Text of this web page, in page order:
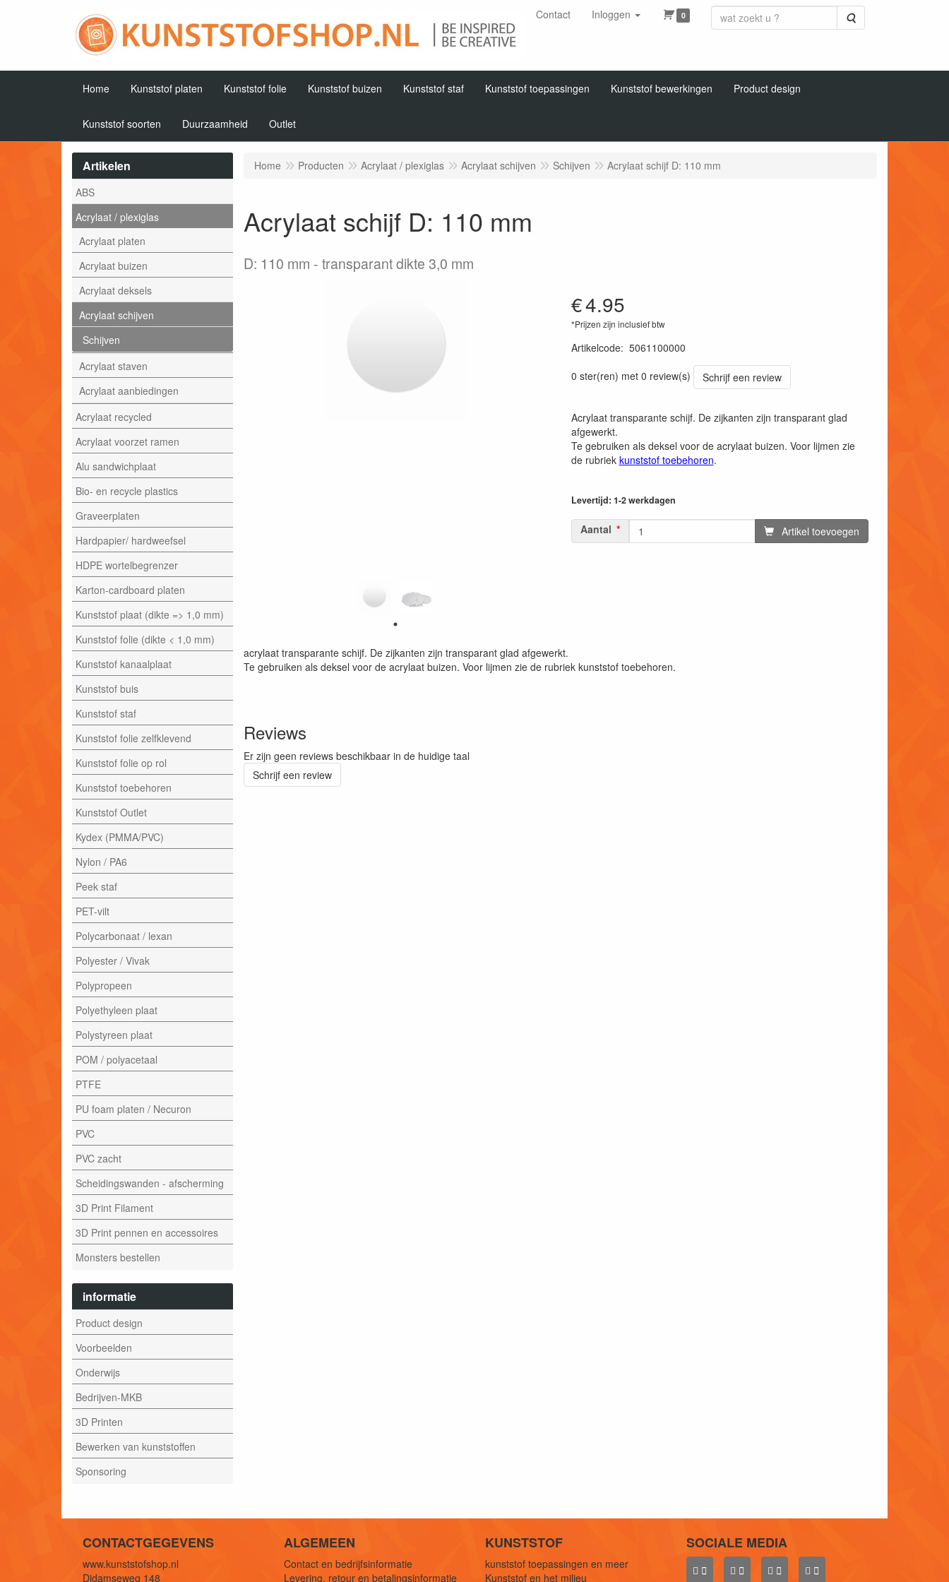
Contact Inloggen 0 Zoeken
Home Kunststof platen Kunststof folie Kunststof buizen Kunststof staf Kunststof toepassingen Kunststof bewerkingen Product design
Kunststof soorten Duurzaamheid Outlet
Artikelen
ABS
Acrylaat / plexiglas
Acrylaat platen
Acrylaat buizen
Acrylaat deksels
Acrylaat schijven
Schijven
Acrylaat staven
Acrylaat aanbiedingen
Acrylaat recycled
Acrylaat voorzet ramen
Alu sandwichplaat
Bio- en recycle plastics
Graveerplaten
Hardpapier/ hardweefsel
HDPE wortelbegrenzer
Karton-cardboard platen
Kunststof plaat (dikte => 1,0 mm)
Kunststof folie (dikte < 1,0 mm)
Kunststof kanaalplaat
Kunststof buis
Kunststof staf
Kunststof folie zelfklevend
Kunststof folie op rol
Kunststof toebehoren
Kunststof Outlet
Kydex (PMMA/PVC)
Nylon / PA6
Peek staf
PET-vilt
Polycarbonaat / lexan
Polyester / Vivak
Polypropeen
Polyethyleen plaat
Polystyreen plaat
POM / polyacetaal
PTFE
PU foam platen / Necuron
PVC
PVC zacht
Scheidingswanden - afscherming
3D Print Filament
3D Print pennen en accessoires
Monsters bestellen
informatie
Product design
Voorbeelden
Onderwijs
Bedrijven-MKB
3D Printen
Bewerken van kunststoffen
Sponsoring
Home Producten Acrylaat / plexiglas Acrylaat schijven Schijven Acrylaat schijf D: 110 mm
Acrylaat schijf D: 110 mm
D: 110 mm transparant dikte 3,0 mm
€4.95
*Prijzen zijn inclusief btw
Artikelcode: 5061100000
0 ster(ren) met 0 review(s)
Schrijf een review
Acrylaat transparante schijf. De zijkanten zijn transparant glad
afgewerkt.
Te gebruiken als deksel voor de acrylaat buizen. Voor lijmen zie
de rubriek kunststof toebehoren.
Levertijd: 1-2 werkdagen
Aantal Artikel toevoegen
acrylaat transparante schijf. De zijkanten zijn transparant glad afgewerkt.
Te gebruiken als deksel voor de acrylaat buizen. Voor lijmen zie de rubriek kunststof toebehoren.
Reviews
Er zijn geen reviews beschikbaar in de huidige taal
Schrijf een review
CONTACTGEGEVENS
www.kunststofshop.nl
Didamseweg 148
ALGEMEEN
Contact en bedrijfsinformatie
Levering, retour en betalingsinformatie
KUNSTSTOF
kunststof toepassingen en meer
Kunststof en het milieu
SOCIALE MEDIA